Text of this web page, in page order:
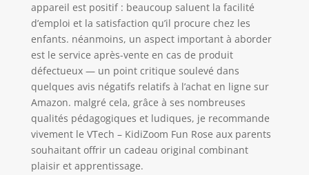
appareil est positif : beaucoup saluent la facilité
d’emploi et la satisfaction qu’il procure chez les
enfants. néanmoins, un aspect important à aborder
est le service après-vente en cas de produit
défectueux — un point critique soulevé dans
quelques avis négatifs relatifs à l’achat en ligne sur
Amazon. malgré cela, grâce à ses nombreuses
qualités pédagogiques et ludiques, je recommande
vivement le VTech – KidiZoom Fun Rose aux parents
souhaitant offrir un cadeau original combinant
plaisir et apprentissage.